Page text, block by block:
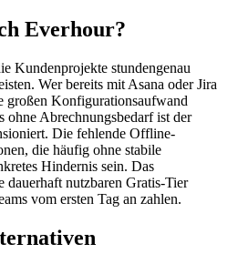
Everhour?
Kundenprojekte stundengenau
Wer bereits mit Asana oder Jira
großen Konfigurationsaufwand
ohne Abrechnungsbedarf ist der
Die fehlende Offline-
die häufig ohne stabile
Hindernis sein. Das
nutzbaren Gratis-Tier
vom ersten Tag an zahlen.